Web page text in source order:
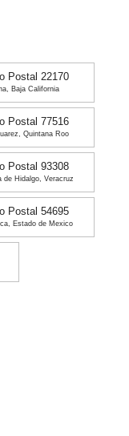
Postal 22170
Baja California
Postal 77516
Quintana Roo
Postal 93308
de Hidalgo, Veracruz
Postal 54695
Estado de Mexico